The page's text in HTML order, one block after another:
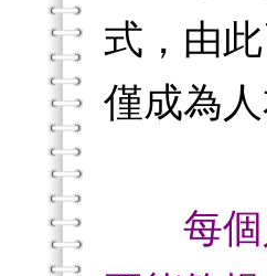
式，由
僅成為
每